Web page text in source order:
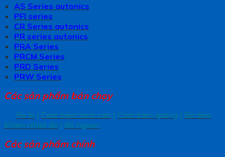
AS Series autonics
PFI series
CR Series autonics
PR series autonics
PRA Series
PRCM Series
PRD Series
PRW Series
Các sản phẩm bán chạy
Ro le | Cam bien tiem can | Cam bien quang | Bo dieu
khien nhiet do | Bo nguon
Các sản phẩm chính